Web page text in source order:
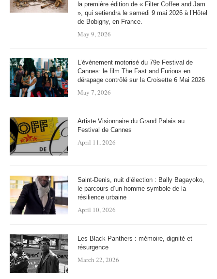
la première édition de « Filter Coffee and Jam
», qui setiendra le samedi 9 mai 2026 à l’Hôtel
de Bobigny, en France.
May 9, 2026
L’évènement motorisé du 79e Festival de
Cannes: le film The Fast and Furious en
dérapage contrôlé sur la Croisette 6 Mai 2026
May 7, 2026
Artiste Visionnaire du Grand Palais au
Festival de Cannes
April 11, 2026
Saint-Denis, nuit d’élection : Bally Bagayoko,
le parcours d’un homme symbole de la
résilience urbaine
April 10, 2026
Les Black Panthers : mémoire, dignité et
résurgence
March 22, 2026